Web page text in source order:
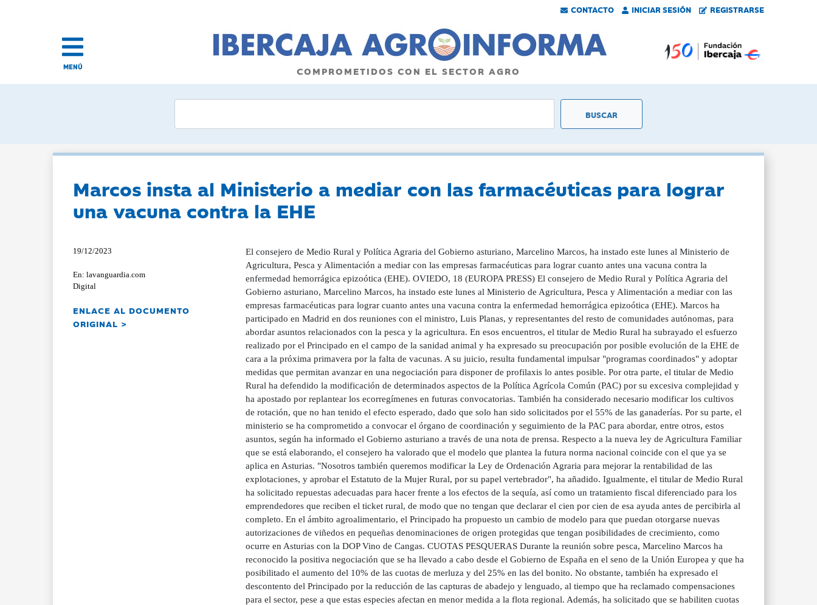
CONTACTO INICIAR SESIÓN REGISTRARSE
MENÚ COMPROMETIDOS CON EL SECTOR AGRO
Marcos insta al Ministerio a mediar con las farmacéuticas para lograr
una vacuna contra la EHE
19/12/2023
En: lavanguardia.com
Digital
ENLACE AL DOCUMENTO
ORIGINAL >
El consejero de Medio Rural y Política Agraria del Gobierno asturiano, Marcelino Marcos, ha instado este lunes al Ministerio de
Agricultura, Pesca y Alimentación a mediar con las empresas farmacéuticas para lograr cuanto antes una vacuna contra la
enfermedad hemorrágica epizoótica (EHE). OVIEDO, 18 (EUROPA PRESS) El consejero de Medio Rural y Política Agraria del
Gobierno asturiano, Marcelino Marcos, ha instado este lunes al Ministerio de Agricultura, Pesca y Alimentación a mediar con las
empresas farmacéuticas para lograr cuanto antes una vacuna contra la enfermedad hemorrágica epizoótica (EHE). Marcos ha
participado en Madrid en dos reuniones con el ministro, Luis Planas, y representantes del resto de comunidades autónomas, para
abordar asuntos relacionados con la pesca y la agricultura. En esos encuentros, el titular de Medio Rural ha subrayado el esfuerzo
realizado por el Principado en el campo de la sanidad animal y ha expresado su preocupación por posible evolución de la EHE de
cara a la próxima primavera por la falta de vacunas. A su juicio, resulta fundamental impulsar "programas coordinados" y adoptar
medidas que permitan avanzar en una negociación para disponer de profilaxis lo antes posible. Por otra parte, el titular de Medio
Rural ha defendido la modificación de determinados aspectos de la Política Agrícola Común (PAC) por su excesiva complejidad y
ha apostado por replantear los ecorregímenes en futuras convocatorias. También ha considerado necesario modificar los cultivos
de rotación, que no han tenido el efecto esperado, dado que solo han sido solicitados por el 55% de las ganaderías. Por su parte, el
ministerio se ha comprometido a convocar el órgano de coordinación y seguimiento de la PAC para abordar, entre otros, estos
asuntos, según ha informado el Gobierno asturiano a través de una nota de prensa. Respecto a la nueva ley de Agricultura Familiar
que se está elaborando, el consejero ha valorado que el modelo que plantea la futura norma nacional coincide con el que ya se
aplica en Asturias. "Nosotros también queremos modificar la Ley de Ordenación Agraria para mejorar la rentabilidad de las
explotaciones, y aprobar el Estatuto de la Mujer Rural, por su papel vertebrador", ha añadido. Igualmente, el titular de Medio Rural
ha solicitado repuestas adecuadas para hacer frente a los efectos de la sequía, así como un tratamiento fiscal diferenciado para los
emprendedores que reciben el ticket rural, de modo que no tengan que declarar el cien por cien de esa ayuda antes de percibirla al
completo. En el ámbito agroalimentario, el Principado ha propuesto un cambio de modelo para que puedan otorgarse nuevas
autorizaciones de viñedos en pequeñas denominaciones de origen protegidas que tengan posibilidades de crecimiento, como
ocurre en Asturias con la DOP Vino de Cangas. CUOTAS PESQUERAS Durante la reunión sobre pesca, Marcelino Marcos ha
reconocido la positiva negociación que se ha llevado a cabo desde el Gobierno de España en el seno de la Unión Europea y que ha
posibilitado el aumento del 10% de las cuotas de merluza y del 25% en las del bonito. No obstante, también ha expresado el
descontento del Principado por la reducción de las capturas de abadejo y lenguado, al tiempo que ha reclamado compensaciones
para el sector, pese a que estas especies afectan en menor medida a la flota regional. Además, ha solicitado que se habiliten cuotas